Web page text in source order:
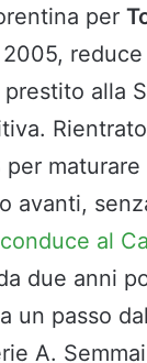
per
reduce
prestito alla
maturare
avanti,
al
due anni
un passo
A.